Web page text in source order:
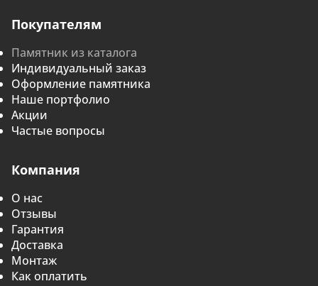
Покупателям
Памятник из каталога
Индивидуальный заказ
Оформление памятника
Наше портфолио
Акции
Частые вопросы
Компания
О нас
Отзывы
Гарантия
Доставка
Монтаж
Как оплатить